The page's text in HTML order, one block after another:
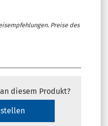
Preise des
diesem Produkt?